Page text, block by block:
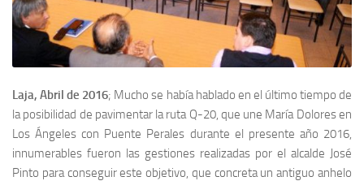
Laja, Abril de 2016; Mucho se había hablado en el último tiempo de
la posibilidad de pavimentar la ruta Q-20, que une María Dolores en
Los Ángeles con Puente Perales durante el presente año 2016,
innumerables fueron las gestiones realizadas por el alcalde José
Pinto para conseguir este objetivo, que concreta un antiguo anhelo